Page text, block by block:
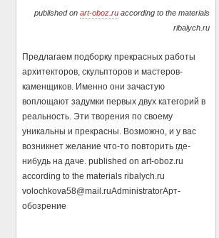
published on art-oboz.ruaccording to the materials
ribalych.ru
Предлагаем подборку прекрасных работы
архитекторов, скульпторов и мастеров-
каменщиков. Именно они зачастую
воплощают задумки первых двух категорий в
реальность. Эти творения по своему
уникальны и прекрасны. Возможно, и у вас
возникнет желание что-то повторить где-
нибудь на даче. published on art-oboz.ru
according to the materials ribalych.ru
volochkova58@mail.ruAdministratorАрт-
обозрение